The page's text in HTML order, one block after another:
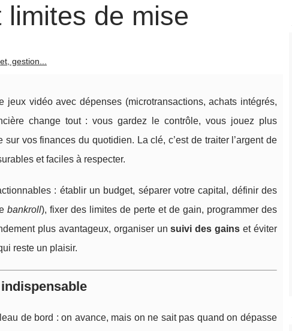
de mise
gestion...
jeux vidéo avec dépenses (microtransactions, achats intégrés,
change tout : vous gardez le contrôle, vous jouez plus
vos finances du quotidien. La clé, c’est de traiter l’argent de
et faciles à respecter.
: établir un budget, séparer votre capital, définir des
bankroll), fixer des limites de perte et de gain, programmer des
plus avantageux, organiser unsuivi des gains et éviter
reste un plaisir.
de bord : on avance, mais on ne sait pas quand on dépasse